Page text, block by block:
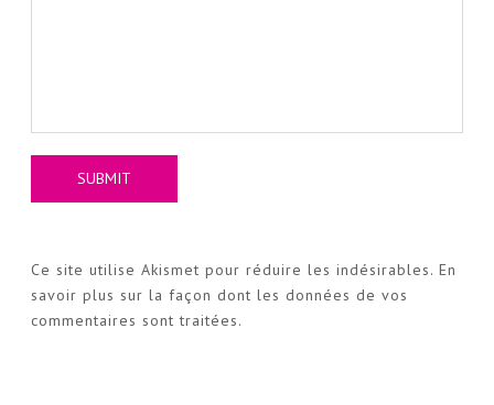
Ce site utilise Akismet pour réduire les indésirables. En
savoir plus sur la façon dont les données de vos
commentaires sont traitées.